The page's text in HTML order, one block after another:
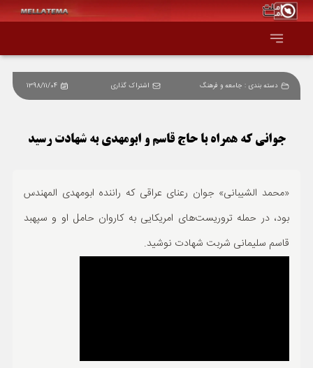
صفحه اصلی
همه عناوین
سیاست و جهان
جامعه و فرهنگ
دسته بندی : جامعه و فرهنگ اشتراک گذاری 1398/11/04
جوانی که همراه با حاج قاسم و ابومهدی به شهادت رسید
«محمد الشیبانی» جوان رعنای عراقی که راننده ابومهدی المهندس
بود، در حمله تروریست‌های امریکایی به کاروان حامل او و سپهبد
قاسم سلیمانی شربت شهادت نوشید.